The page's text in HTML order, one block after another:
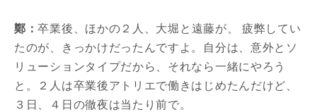
鄭：卒業後、ほかの２人、大堀と遠藤が、 疲弊してい
たのが、きっかけだったんですよ。自分は、意外とソ
リューションタイプだから、それなら一緒にやろう
と。２人は卒業後アトリエで働きはじめたんだけど、
３日、４日の徹夜は当たり前で。